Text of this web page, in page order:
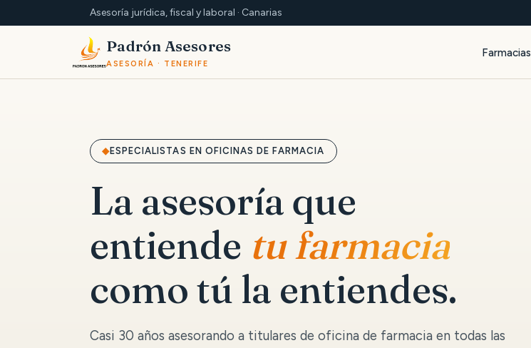
Asesoría jurídica, fiscal y laboral · Canarias
Padrón Asesores
ASESORÍA · TENERIFE
Farmacias
ESPECIALISTAS EN OFICINAS DE FARMACIA
La asesoría que
entiende tu farmacia
como tú la entiendes.
Casi 30 años asesorando a titulares de oficina de farmacia en todas las